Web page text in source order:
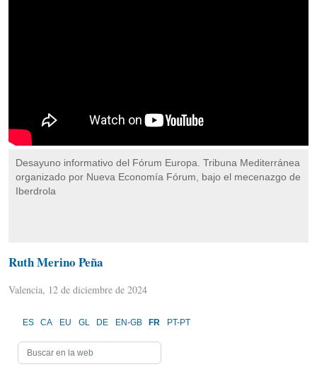
Desayuno informativo del Fórum Europa. Tribuna Mediterránea
organizado por Nueva Economía Fórum, bajo el mecenazgo de
Iberdrola
Ruth Merino Peña
Valencia, 12 de diciembre de 2024
ES CA EU GL DE EN-GB FR PT-PT